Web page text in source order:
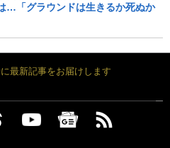
…「グラウンドは生きるか死ぬか
最新記事をお届けします